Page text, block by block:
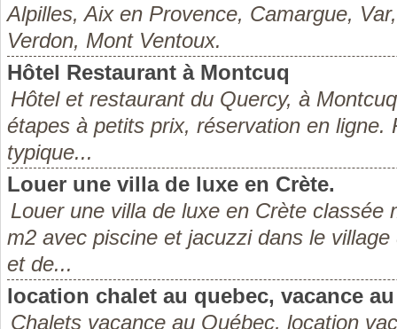
Alpilles, Aix en Provence, Camargue,
Verdon, Mont Ventoux.
Hôtel Restaurant à Montcuq
Hôtel et restaurant du Quercy, à
étapes à petits prix, réservation en ligne.
typique...
Louer une villa de luxe en Crète.
Louer une villa de luxe en Crète classée
m2 avec piscine et jacuzzi dans le
et de...
location chalet au quebec, vacance
Chalets vacance au Québec, location